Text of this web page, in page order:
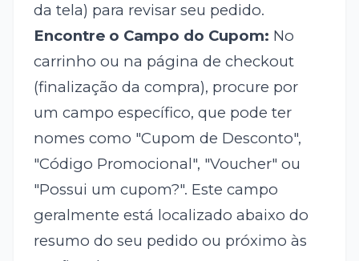
da tela) para revisar seu pedido.
Encontre o Campo do Cupom: No
carrinho ou na página de checkout
(finalização da compra), procure por
um campo específico, que pode ter
nomes como "Cupom de Desconto",
"Código Promocional", "Voucher" ou
"Possui um cupom?". Este campo
geralmente está localizado abaixo do
resumo do seu pedido ou próximo às